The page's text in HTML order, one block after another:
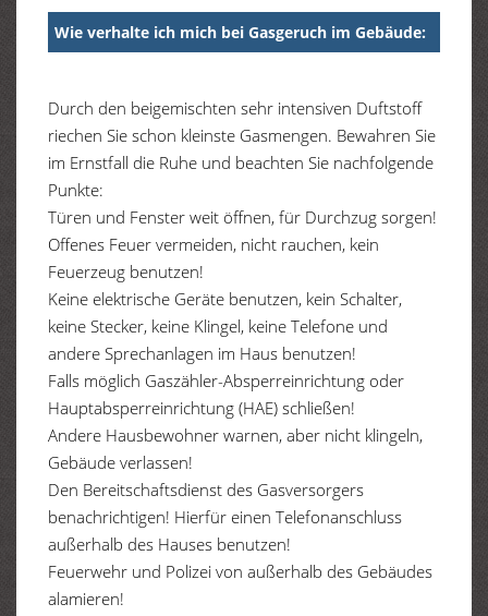
Wie verhalte ich mich bei Gasgeruch im Gebäude:
Durch den beigemischten sehr intensiven Duftstoff
riechen Sie schon kleinste Gasmengen. Bewahren Sie
im Ernstfall die Ruhe und beachten Sie nachfolgende
Punkte:
Türen und Fenster weit öffnen, für Durchzug sorgen!
Offenes Feuer vermeiden, nicht rauchen, kein
Feuerzeug benutzen!
Keine elektrische Geräte benutzen, kein Schalter,
keine Stecker, keine Klingel, keine Telefone und
andere Sprechanlagen im Haus benutzen!
Falls möglich Gaszähler-Absperreinrichtung oder
Hauptabsperreinrichtung (HAE) schließen!
Andere Hausbewohner warnen, aber nicht klingeln,
Gebäude verlassen!
Den Bereitschaftsdienst des Gasversorgers
benachrichtigen! Hierfür einen Telefonanschluss
außerhalb des Hauses benutzen!
Feuerwehr und Polizei von außerhalb des Gebäudes
alamieren!